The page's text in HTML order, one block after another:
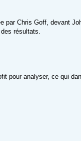
par Chris Goff, devant
résultats.
pour analyser, ce qui